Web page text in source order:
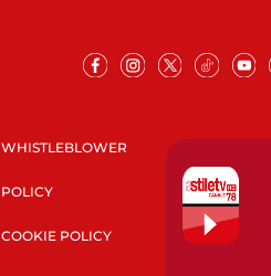
WHISTLEBLOWER
POLICY
COOKIE POLICY